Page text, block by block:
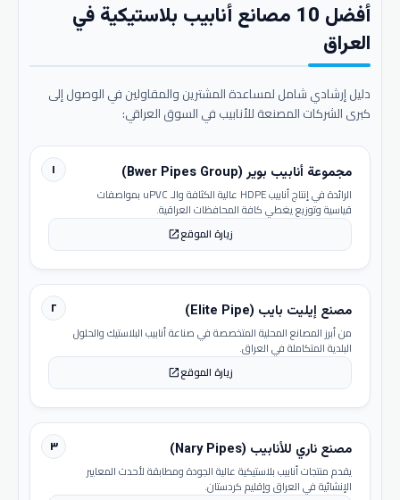
أفضل 10 مصانع أنابيب بلاستيكية في
العراق
دليل إرشادي شامل لمساعدة المشترين والمقاولين في الوصول إلى
كبرى الشركات المصنعة للأنابيب في السوق العراقي:
١ مجموعة أنابيب بوير (Bwer Pipes Group)
الرائدة في إنتاج أنابيب HDPE عالية الكثافة والـ uPVC بمواصفات
قياسية وتوزيع يغطي كافة المحافظات العراقية.
زيارة الموقعopen_in_new
٢ مصنع إيليت بايب (Elite Pipe)
من أبرز المصانع المحلية المتخصصة في صناعة أنابيب البلاستيك والحلول
البلدية المتكاملة في العراق.
زيارة الموقعopen_in_new
٣ مصنع ناري للأنابيب (Nary Pipes)
يقدم منتجات أنابيب بلاستيكية عالية الجودة ومطابقة لأحدث المعايير
الإنشائية في العراق وإقليم كردستان.